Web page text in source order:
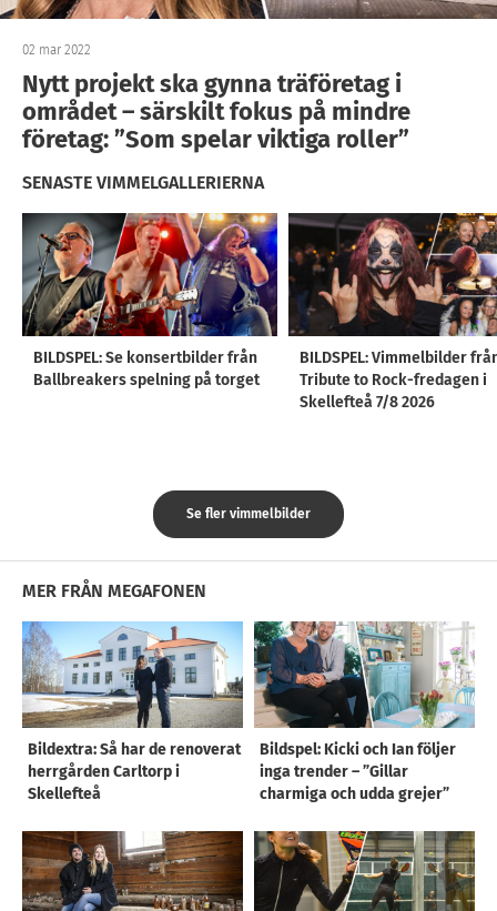
02 mar 2022
Nytt projekt ska gynna träföretag i
området – särskilt fokus på mindre
företag: ”Som spelar viktiga roller”
SENASTE VIMMELGALLERIERNA
BILDSPEL: Se konsertbilder från
Ballbreakers spelning på torget
BILDSPEL: Vimmelbilder
Tribute to Rock-fredagen i
Skellefteå 7/8 2026
Se fler vimmelbilder
MER FRÅN MEGAFONEN
Bildextra: Så har de renoverat
herrgården Carltorp i
Skellefteå
Bildspel: Kicki och Ian följer
inga trender – ”Gillar
charmiga och udda grejer”